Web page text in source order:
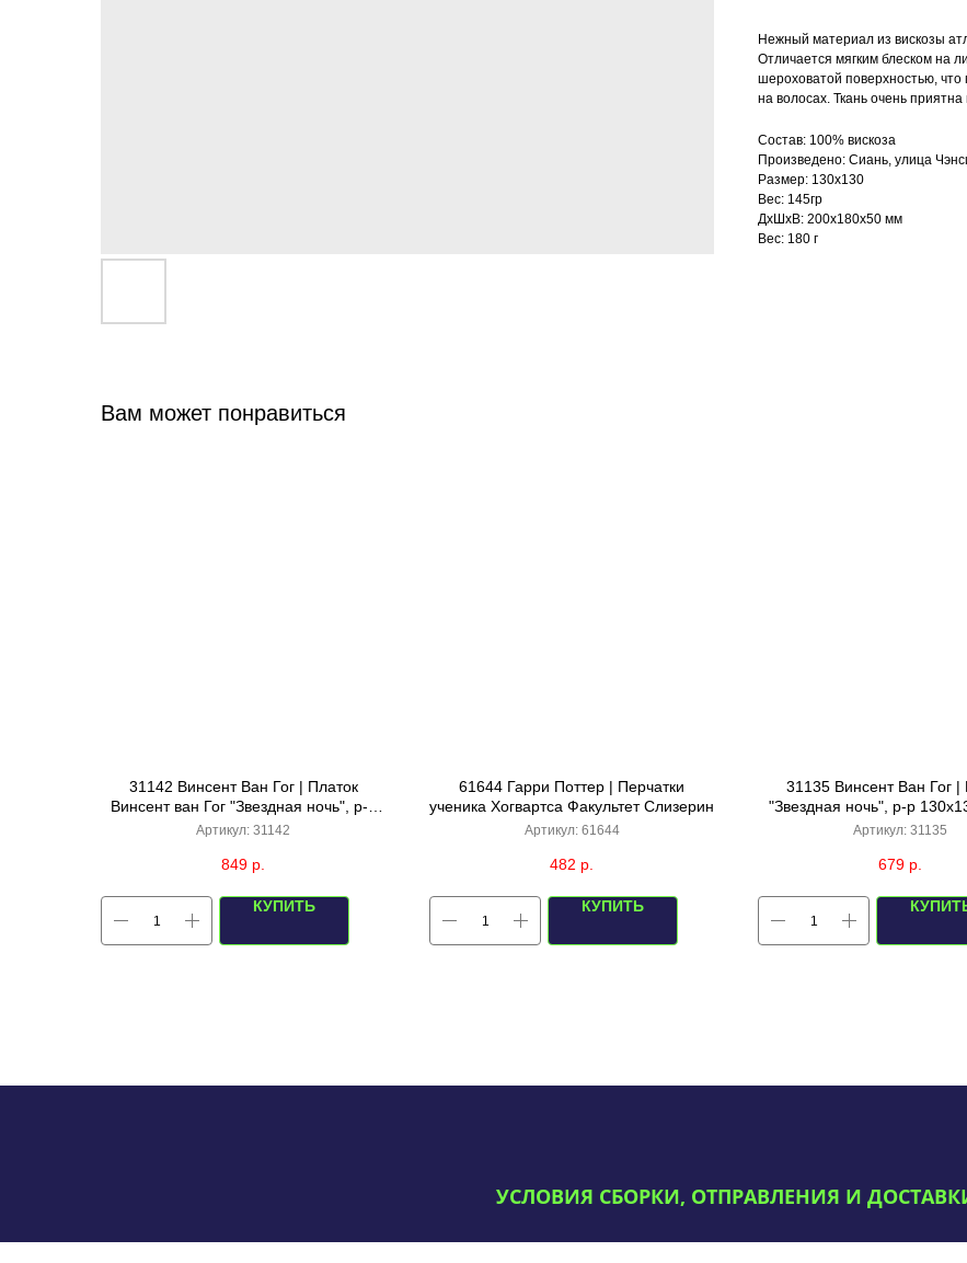
Нежный материал из вискозы
Отличается мягким блеском на
шероховатой поверхностью, что
на волосах. Ткань очень
Состав: 100% вискоза
Произведено: Сиань, улица
Размер: 130х130
Вес: 145гр
ДxШxВ: 200x180x50 мм
Вес: 180 г
Вам может понравиться
31142 Винсент Ван Гог | Платок
Винсент ван Гог "Звездная ночь", р-р
130х130 (яркий синий) в подарочной
Артикул: 31142
849 р.
КУПИТЬ
61644 Гарри Поттер | Перчатки
ученика Хогвартса Факультет Слизерин
Артикул: 61644
482 р.
КУПИТЬ
31135 Винсент Ван Гог |
"Звездная ночь", р-р
бирюзовый) в подарочной
Артикул: 31135
679 р.
УСЛОВИЯ СБОРКИ, ОТПРАВЛЕНИЯ И